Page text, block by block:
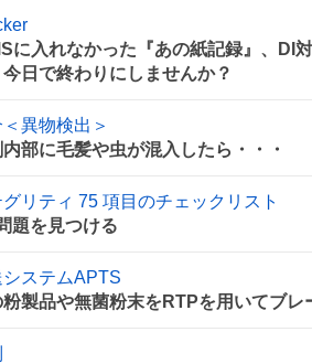
に入れなかった『あの紙記録』、
日で終わりにしませんか？
異物検出＞
部に毛髪や虫が混入したら・・・
リティ 75 項目のチェックリスト
題を見つける
ステムAPTS
製品や無菌粉末をRTPを用いてブ